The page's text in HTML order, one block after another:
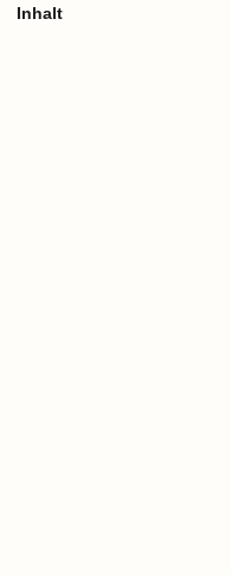
Inhalt